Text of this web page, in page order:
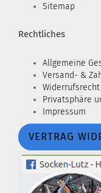
Sitemap
Rechtliches
Allgemeine
Versand- &
Privatsphäre
Impressum
VERTRAG